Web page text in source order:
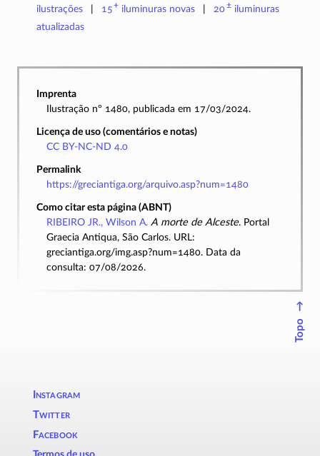
ilustrações
15+ iluminuras novas 20±iluminuras
atualizadas
Imprenta
Ilustração nº 1480, publicada em 17/03/2024.
Licença de uso (comentários e notas)
CC BY-NC-ND 4.0
Permalink
https://greciantiga.org/arquivo.asp?num=1480
Como citar esta página (ABNT)
RIBEIRO JR., Wilson A. A morte de Alceste. Portal
Graecia Antiqua, São Carlos. URL:
greciantiga.org/img.asp?num=1480. Data da
consulta: 07/08/2026.
↑
Topo
Instagram
Twitter
Facebook